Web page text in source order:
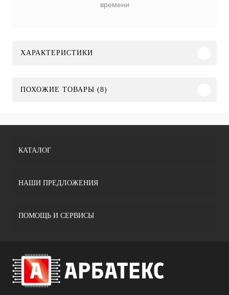
времени
ХАРАКТЕРИСТИКИ
ПОХОЖИЕ ТОВАРЫ (8)
КАТАЛОГ
НАШИ ПРЕДЛОЖЕНИЯ
ПОМОЩЬ И СЕРВИСЫ